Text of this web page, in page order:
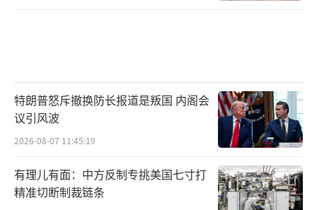
机身尺寸受到严格限制，也无法搭载大尺寸的
天线。美国“动力”网站“战区”频道称，E-2
D采用螺旋桨动力，在飞行高度和飞行速度方面
都比不上喷气动力的美国空军预警机，直接导
致E-2D空中巡逻时的覆盖范围偏小。考虑到部
署在太平洋方向的美国空军预警机需要跨越辽
特朗普怒斥撤换防长报道是叛国 内阁会
议引风波
2026-08-07 11:45:19
有理儿有面：中方反制专挑美国七寸打
精准切断制裁链条